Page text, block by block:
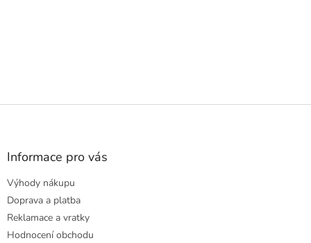
Z
Informace pro vás
Výhody nákupu
Doprava a platba
Reklamace a vratky
Hodnocení obchodu